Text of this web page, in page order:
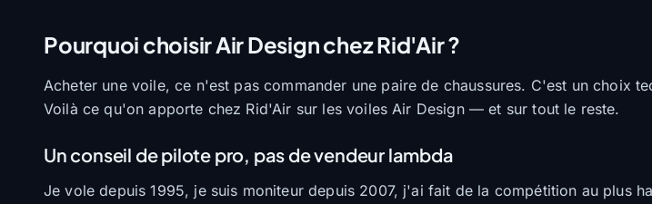
Pourquoi choisir Air Design chez Rid'Air ?
Acheter une voile, ce n'est pas commander une paire de chaussures. C'est un choix
Voilà ce qu'on apporte chez Rid'Air sur les voiles Air Design — et sur tout le reste.
Un conseil de pilote pro, pas de vendeur lambda
Je vole depuis 1995, je suis moniteur depuis 2007, j'ai fait de la compétition au plus